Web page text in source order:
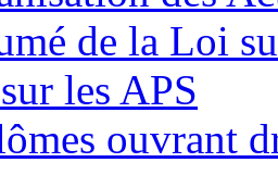
de la Loi
les APS
ouvrant